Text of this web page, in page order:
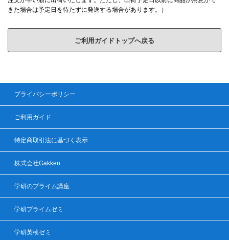
きた場合は予定日を待たずに発送する場合があります。）
ご利用ガイドトップへ戻る
プライバシーポリシー
ご利用ガイド
特定商取引法に基づく表示
株式会社Gakken
学研のプライム講座
学研プライムゼミ
学研英検ゼミ